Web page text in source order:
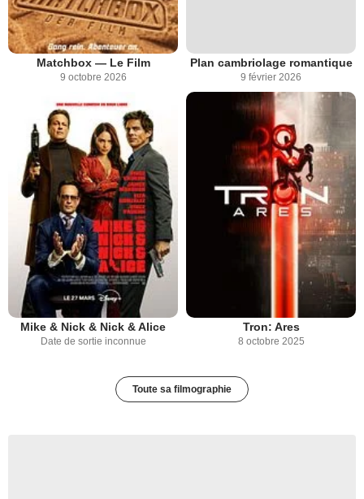
Matchbox — Le Film
9 octobre 2026
Plan cambriolage romantique
9 février 2026
Mike & Nick & Nick & Alice
Date de sortie inconnue
Tron: Ares
8 octobre 2025
Toute sa filmographie